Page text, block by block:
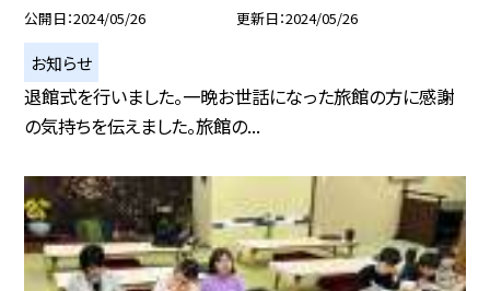
公開日 2024/05/26 更新日 2024/05/26
お知らせ
退館式を行いました。一晩お世話になった旅館の方に感謝
の気持ちを伝えました。旅館の...